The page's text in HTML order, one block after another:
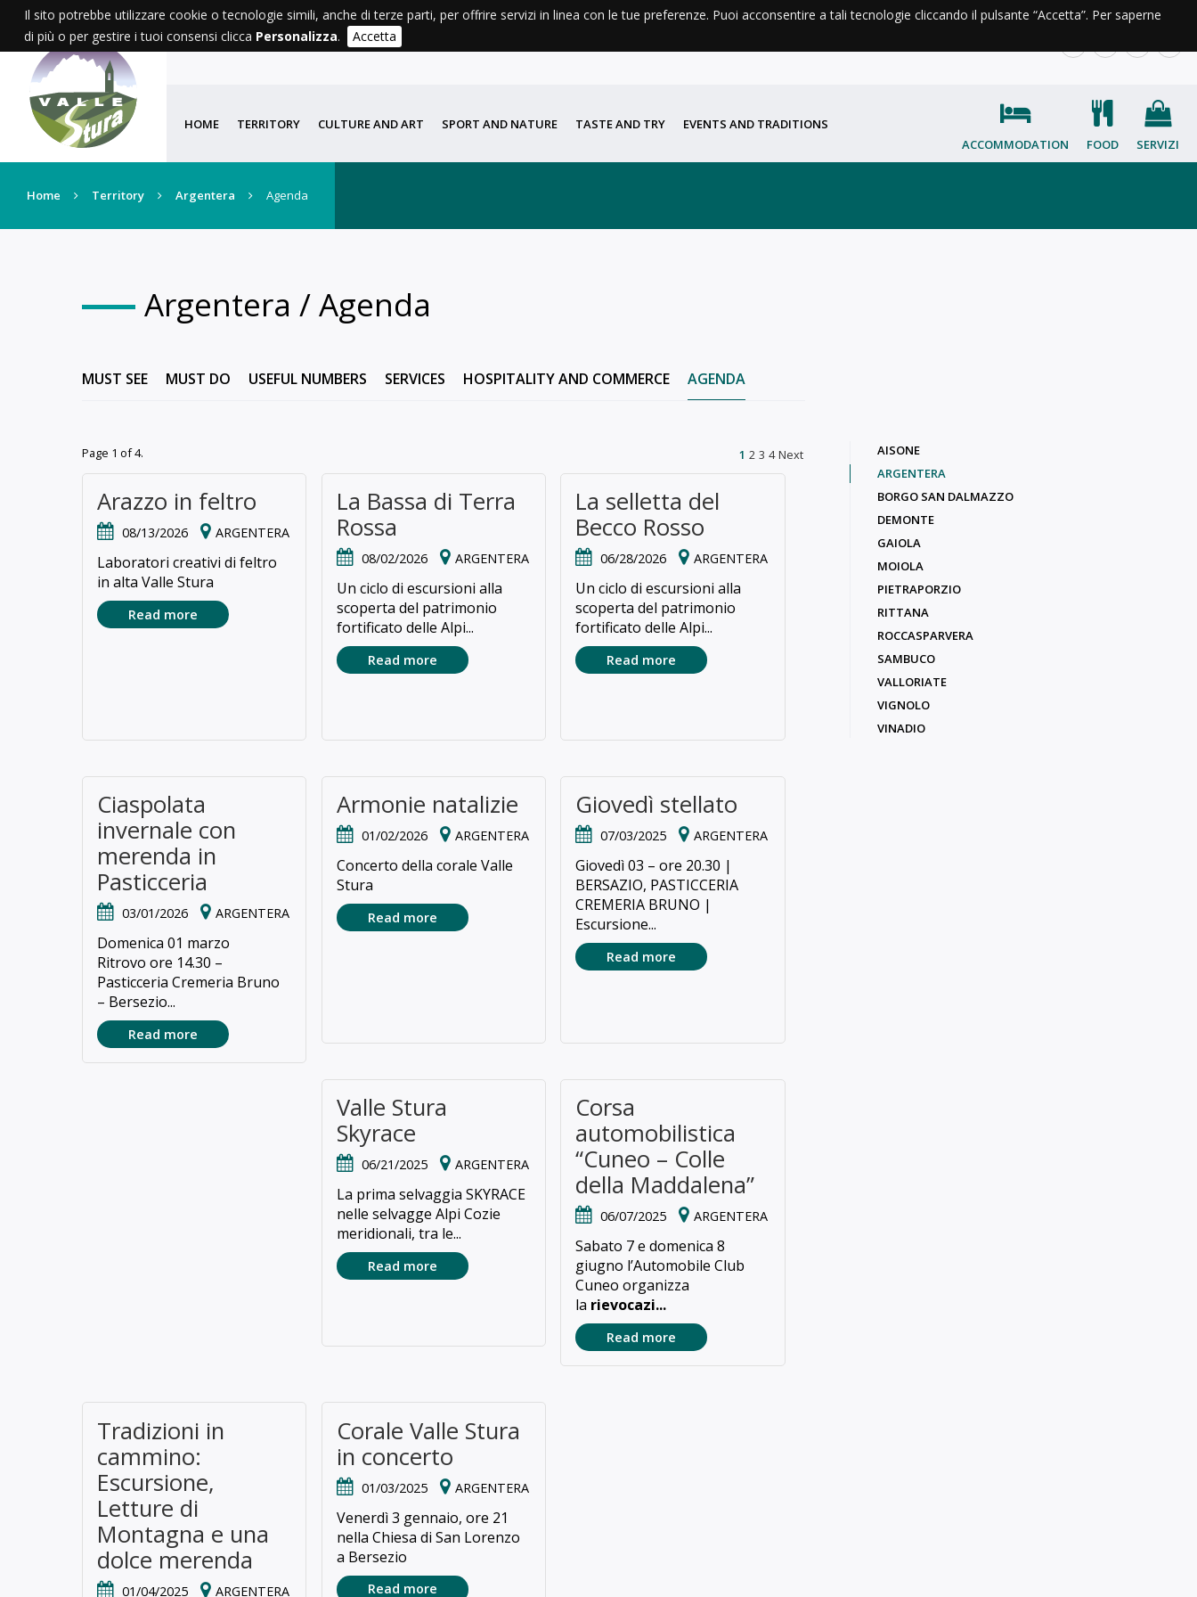
AGENDA WEATHER
HOME TERRITORY CULTURE AND ART SPORT AND NATURE TASTE AND TRY
EVENTS AND TRADITIONS
ACCOMMODATION
FOOD SERVIZI
Home Territory Argentera Agenda
Argentera / Agenda
MUST SEE MUST DO USEFUL NUMBERS SERVICES HOSPITALITY AND COMMERCE AGENDA
Page 1 of 4. 1 2 3 4 Next
Arazzo in feltro
08/13/2026 ARGENTERA
Laboratori creativi di feltro
in alta Valle Stura
Read more
La Bassa di Terra
Rossa
08/02/2026 ARGENTERA
Un ciclo di escursioni alla
scoperta del patrimonio
fortificato delle Alpi...
Read more
La selletta del
Becco Rosso
06/28/2026 ARGENTERA
Un ciclo di escursioni alla
scoperta del patrimonio
fortificato delle Alpi...
Read more
Ciaspolata
invernale con
merenda in
Pasticceria
03/01/2026 ARGENTERA
Domenica 01 marzo
Ritrovo ore 14.30 –
Pasticceria Cremeria Bruno
– Bersezio...
Read more
Armonie natalizie
01/02/2026 ARGENTERA
Concerto della corale Valle
Stura
Read more
Giovedì stellato
07/03/2025 ARGENTERA
Giovedì 03 – ore 20.30 |
BERSAZIO, PASTICCERIA
CREMERIA BRUNO |
Escursione...
Read more
Valle Stura
Skyrace
06/21/2025 ARGENTERA
La prima selvaggia SKYRACE
nelle selvagge Alpi Cozie
meridionali, tra le...
Read more
Corsa
automobilistica
“Cuneo – Colle
della Maddalena”
06/07/2025 ARGENTERA
Sabato 7 e domenica 8
giugno l’Automobile Club
Cuneo organizza
la rievocazi...
Read more
Tradizioni in
cammino:
Escursione,
Letture di
Montagna e una
dolce merenda
01/04/2025 ARGENTERA
Corale Valle Stura
in concerto
01/03/2025 ARGENTERA
Venerdì 3 gennaio, ore 21
nella Chiesa di San Lorenzo
a Bersezio
Read more
AISONE
ARGENTERA
BORGO SAN DALMAZZO
DEMONTE
GAIOLA
MOIOLA
PIETRAPORZIO
RITTANA
ROCCASPARVERA
SAMBUCO
VALLORIATE
VIGNOLO
VINADIO
Il sito potrebbe utilizzare cookie o tecnologie simili, anche di terze parti, per offrire servizi in linea con le tue preferenze. Puoi acconsentire a tali tecnologie cliccando il pulsante “Accetta”. Per saperne
di più o per gestire i tuoi consensi clicca Personalizza. Accetta